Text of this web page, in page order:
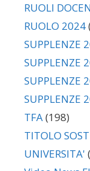
RUOLI
RUOLO 2024
SUPPLENZE
SUPPLENZE
SUPPLENZE
SUPPLENZE
TFA(198)
TITOLO
UNIVERSITA'